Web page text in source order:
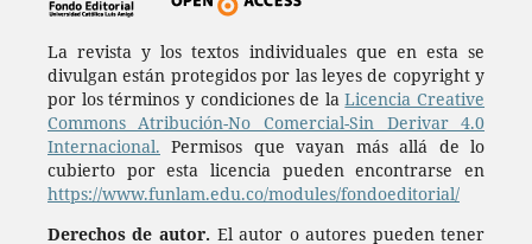
La revista y los textos individuales que en esta se
divulgan están protegidos por las leyes de copyright y
por los términos y condiciones de laLicencia Creative
Commons Atribución-No Comercial-Sin Derivar 4.0
Internacional. Permisos que vayan más allá de lo
cubierto por esta licencia pueden encontrarse en
https://www.funlam.edu.co/modules/fondoeditorial/
Derechos de autor. El autor o autores pueden tener